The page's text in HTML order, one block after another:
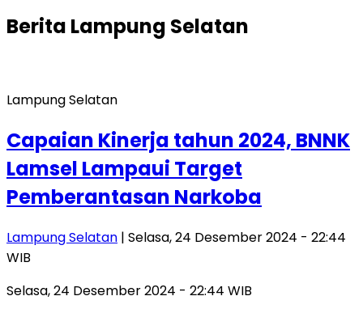
Berita Lampung Selatan
Lampung Selatan
Capaian Kinerja tahun 2024, BNNK
Lamsel Lampaui Target
Pemberantasan Narkoba
Lampung Selatan | Selasa, 24 Desember 2024 - 22:44
WIB
Selasa, 24 Desember 2024 - 22:44 WIB